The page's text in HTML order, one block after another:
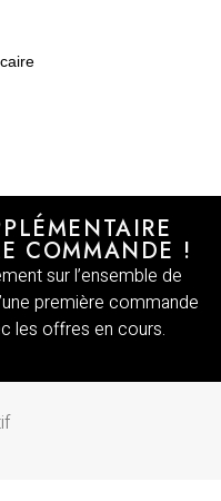
COMMANDE !
sur l’ensemble de
première commande
les offres en cours.